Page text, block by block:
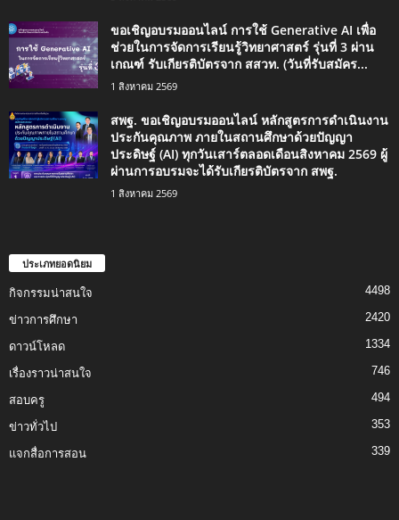
ขอเชิญอบรมออนไลน์ การใช้ Generative AI เพื่อ
ช่วยในการจัดการเรียนรู้วิทยาศาสตร์ รุ่นที่ 3 ผ่าน
เกณฑ์ รับเกียรติบัตรจาก สสวท. (วันที่รับสมัคร...
1 สิงหาคม 2569
สพฐ. ขอเชิญอบรมออนไลน์ หลักสูตรการดำเนินงาน
ประกันคุณภาพ ภายในสถานศึกษาด้วยปัญญา
ประดิษฐ์ (AI) ทุกวันเสาร์ตลอดเดือนสิงหาคม 2569 ผู้
ผ่านการอบรมจะได้รับเกียรติบัตรจาก สพฐ.
1 สิงหาคม 2569
ประเภทยอดนิยม
กิจกรรมน่าสนใจ 4498
ข่าวการศึกษา 2420
ดาวน์โหลด 1334
เรื่องราวน่าสนใจ 746
สอบครู 494
ข่าวทั่วไป 353
แจกสื่อการสอน 339